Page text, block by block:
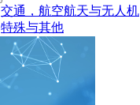
交通，航空航天与无人机
特殊与其他